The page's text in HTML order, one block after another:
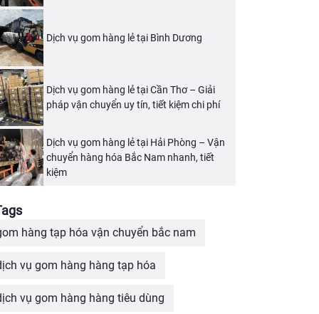
Dịch vụ gom hàng lẻ tại Bình Dương
Dịch vụ gom hàng lẻ tại Cần Thơ – Giải
pháp vận chuyển uy tín, tiết kiệm chi phí
Dịch vụ gom hàng lẻ tại Hải Phòng – Vận
chuyển hàng hóa Bắc Nam nhanh, tiết
kiệm
hàng tạp hóa vận chuyển bắc nam
vụ gom hàng hàng tạp hóa
vụ gom hàng hàng tiêu dùng